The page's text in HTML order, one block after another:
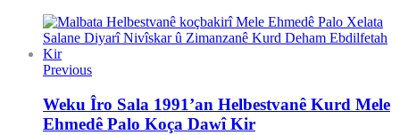
Previous
Weku Îro Sala 1991’an Helbestvanê Kurd Mele
Ehmedê Palo Koça Dawî Kir